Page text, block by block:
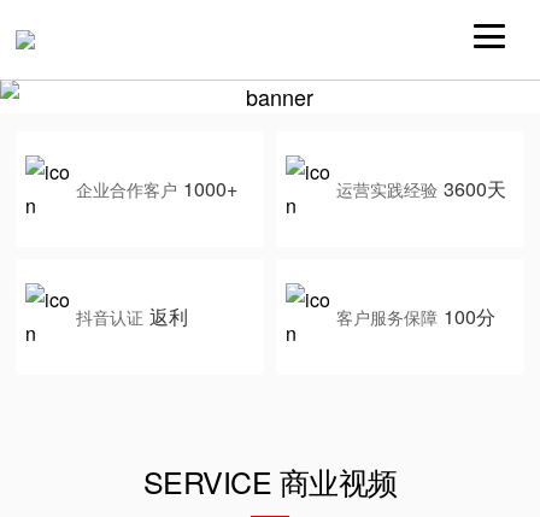
企业合作客户 1000+ 运营实践经验 3600天
抖音认证 返利 客户服务保障 100分
SERVICE 商业视频